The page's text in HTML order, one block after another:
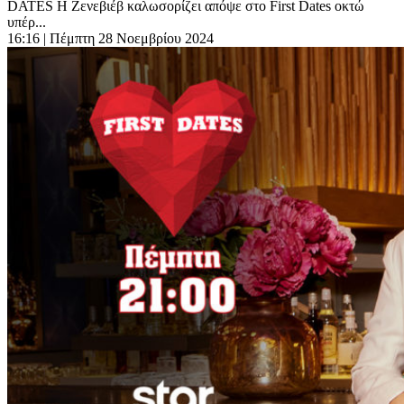
DATES Η Ζενεβιέβ καλωσορίζει απόψε στο First Dates οκτώ
υπέρ...
16:16 | Πέμπτη 28 Νοεμβρίου 2024